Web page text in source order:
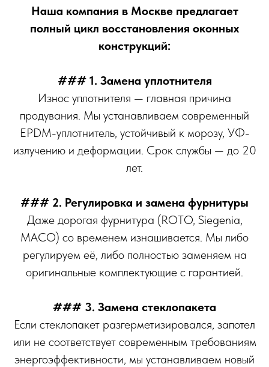
Наша компания в Москве предлагает
полный цикл восстановления оконных
конструкций:
### 1. Замена уплотнителя
Износ уплотнителя — главная причина
продувания. Мы устанавливаем современный
EPDM-уплотнитель, устойчивый к морозу, УФ-
излучению и деформации. Срок службы — до 20
лет.
### 2. Регулировка и замена фурнитуры
Даже дорогая фурнитура (ROTO, Siegenia,
MACO) со временем изнашивается. Мы либо
регулируем её, либо полностью заменяем на
оригинальные комплектующие с гарантией.
### 3. Замена стеклопакета
Если стеклопакет разгерметизировался, запотел
или не соответствует современным требованиям
энергоэффективности, мы устанавливаем новый